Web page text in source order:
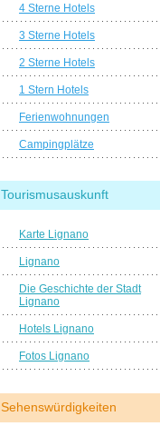
4 Sterne Hotels
3 Sterne Hotels
2 Sterne Hotels
1 Stern Hotels
Ferienwohnungen
Campingplätze
Tourismusauskunft
Karte Lignano
Lignano
Die Geschichte der Stadt
Lignano
Hotels Lignano
Fotos Lignano
Sehenswürdigkeiten